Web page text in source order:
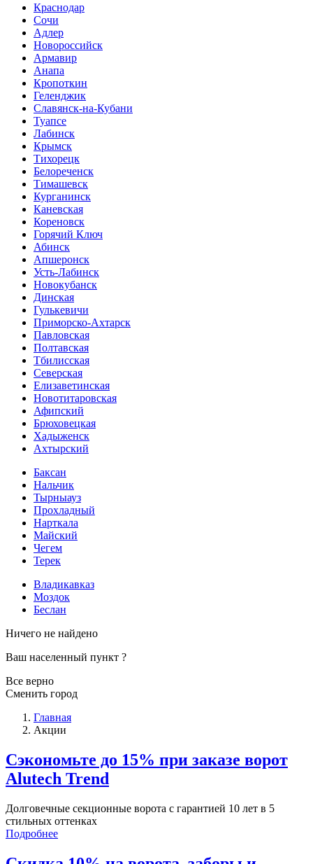
Краснодар
Сочи
Адлер
Новороссийск
Армавир
Анапа
Кропоткин
Геленджик
Славянск-на-Кубани
Туапсе
Лабинск
Крымск
Тихорецк
Белореченск
Тимашевск
Курганинск
Каневская
Кореновск
Горячий Ключ
Абинск
Апшеронск
Усть-Лабинск
Новокубанск
Динская
Гулькевичи
Приморско-Ахтарск
Павловская
Полтавская
Тбилисская
Северская
Елизаветинская
Новотитаровская
Афипский
Брюховецкая
Хадыженск
Ахтырский
Баксан
Нальчик
Тырныауз
Прохладный
Нарткала
Майский
Чегем
Терек
Владикавказ
Моздок
Беслан
Ничего не найдено
Ваш населенный пункт ?
Все верно
Сменить город
Главная
Акции
Сэкономьте до 15% при заказе ворот
Alutech Trend
Долговечные секционные ворота с гарантией 10 лет в 5
стильных оттенках
Подробнее